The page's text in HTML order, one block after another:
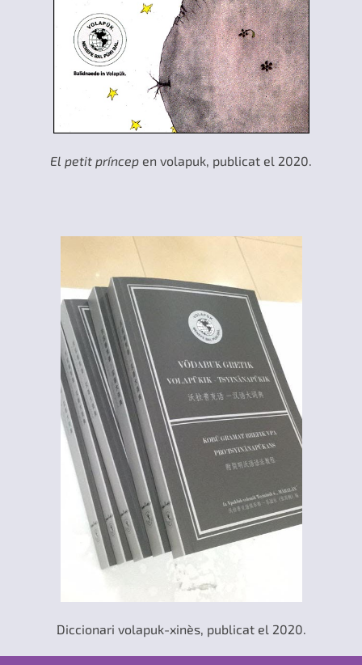
El petit príncep en volapuk, publicat el 2020.
Diccionari volapuk-xinès, publicat el 2020.